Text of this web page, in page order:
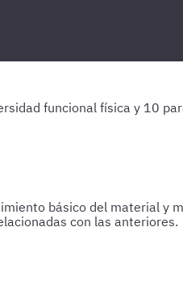
funcional física y 10
básico del material y
con las anteriores.